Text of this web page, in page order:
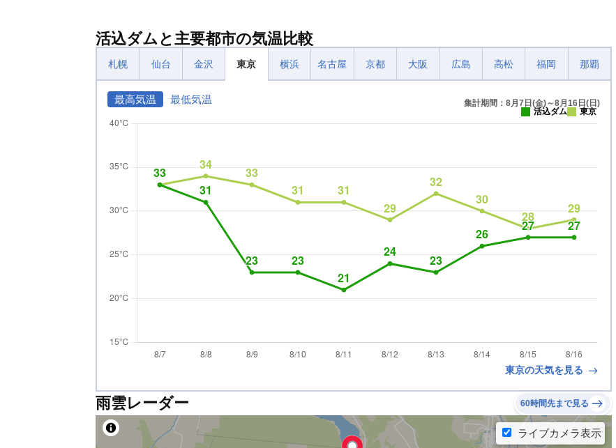
活込ダムと主要都市の気温比較
札幌 仙台 金沢 東京 横浜 名古屋 京都 大阪 広島 高松 福岡 那覇
最高気温 最低気温
集計期間：8月7日(金)～8月16日(日)
活込ダム
東京
東京の天気を見る
雨雲レーダー 60時間先まで見る